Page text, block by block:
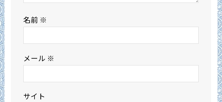
名前 ※
メール ※
サイト